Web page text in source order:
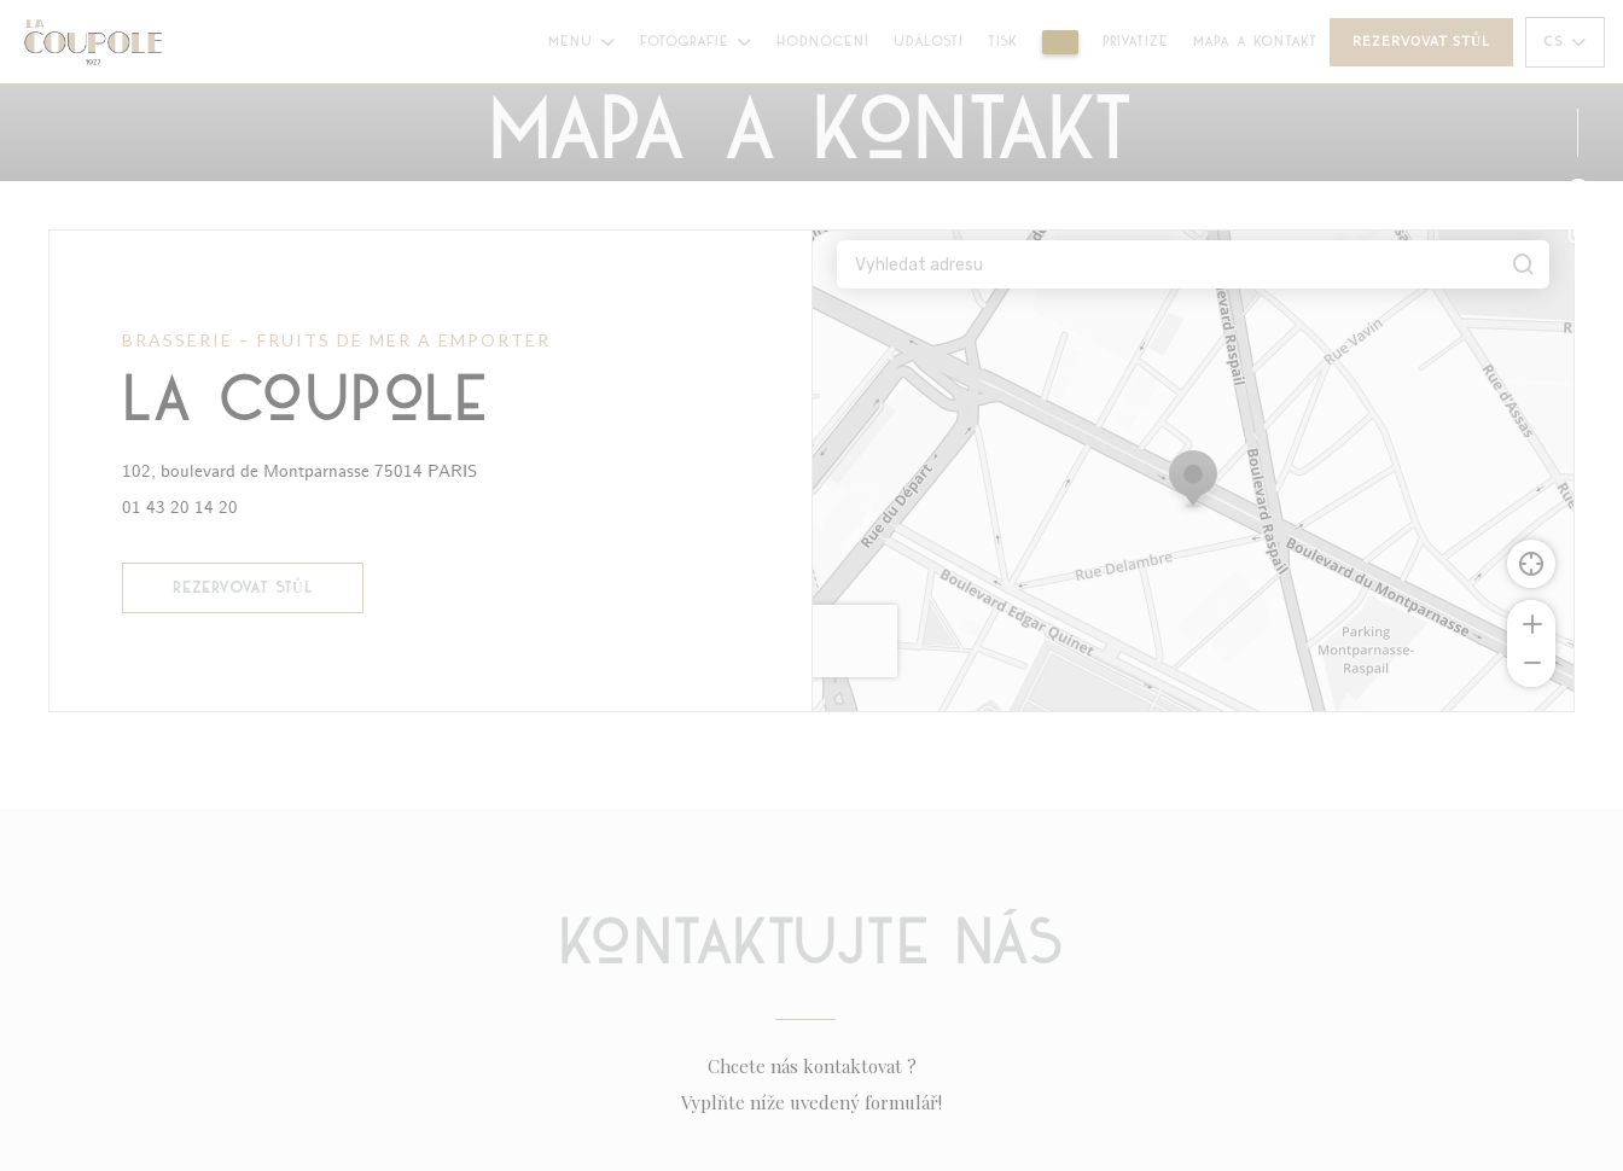
Panel pro správu cookies
MENU FOTOGRAFIE HODNOCENÍ UDÁLOSTI TISK
((OTEVŘE SE V NOVÉM OKNĚ))
PRIVATIZE ((OTEVŘE SE V NOVÉM OKNĚ))
MAPA A KONTAKT REZERVOVAT STŮL CS
Mapa a kontakt
BRASSERIE – FRUITS DE MER A EMPORTER
La Coupole
102, boulevard de Montparnasse 75014 PARIS((otevře se v novém okně))
01 43 20 14 20
REZERVOVAT STŮL
Kontaktujte nás
Chcete nás kontaktovat ?
Vyplňte níže uvedený formulář!